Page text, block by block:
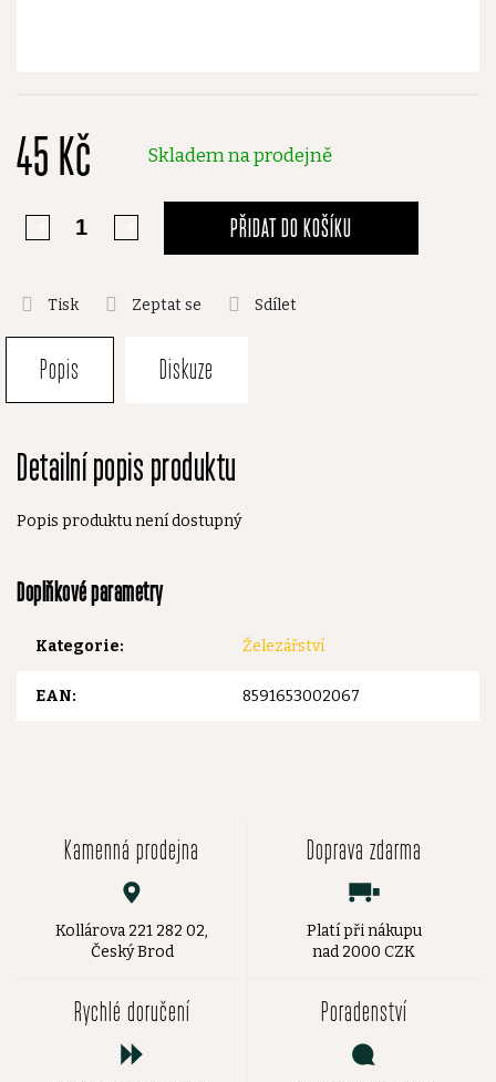
45 Kč Skladem na prodejně
PŘIDAT DO KOŠÍKU
Tisk Zeptat se Sdílet
Popis Diskuze
Detailní popis produktu
Popis produktu není dostupný
Doplňkové parametry
Kategorie: Železářství
EAN: 8591653002067
Kamenná prodejna
Kollárova 221 282 02,
Český Brod
Doprava zdarma
Platí při nákupu
nad 2000 CZK
Rychlé doručení Poradenství